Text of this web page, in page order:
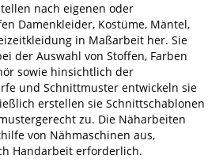
nach eigenen oder
Damenkleider, Kostüme, Mäntel,
in Maßarbeit her. Sie
der Aus­wahl von Stoffen, Farben
sowie hinsichtlich der
und Schnittmuster entwickeln sie
erstellen sie Schnittschablonen
zu. Die Näharbeiten
von Nähmaschinen aus,
Handarbeit erforderlich.